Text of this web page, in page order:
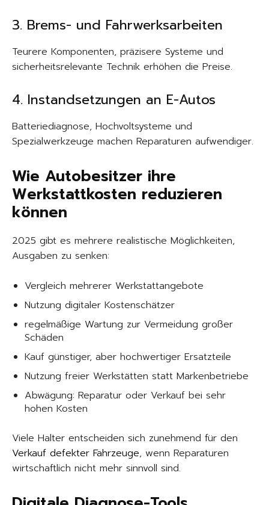
3. Brems- und Fahrwerksarbeiten
Teurere Komponenten, präzisere Systeme und
sicherheitsrelevante Technik erhöhen die Preise.
4. Instandsetzungen an E-Autos
Batteriediagnose, Hochvoltsysteme und
Spezialwerkzeuge machen Reparaturen aufwendiger.
Wie Autobesitzer ihre
Werkstattkosten reduzieren
können
2025 gibt es mehrere realistische Möglichkeiten,
Ausgaben zu senken:
Vergleich mehrerer Werkstattangebote
Nutzung digitaler Kostenschätzer
regelmäßige Wartung zur Vermeidung großer
Schäden
Kauf günstiger, aber hochwertiger Ersatzteile
Nutzung freier Werkstätten statt Markenbetriebe
Abwägung: Reparatur oder Verkauf bei sehr
hohen Kosten
Viele Halter entscheiden sich zunehmend für den
Verkauf defekter Fahrzeuge, wenn Reparaturen
wirtschaftlich nicht mehr sinnvoll sind.